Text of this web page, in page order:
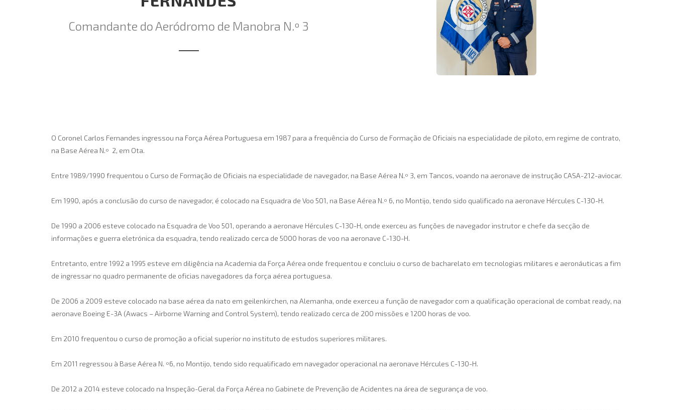
Comandante do Aeródromo de Manobra N.º 3
O Coronel Carlos Fernandes ingressou na Força Aérea Portuguesa em 1987 para a frequência do Curso de Formação de Oficiais na especialidade de piloto, em regime de contrato,
na Base Aérea N.º 2, em Ota.
Entre 1989/1990 frequentou o Curso de Formação de Oficiais na especialidade de navegador, na Base Aérea N.º 3, em Tancos, voando na aeronave de instrução CASA-212-aviocar.
Em 1990, após a conclusão do curso de navegador, é colocado na Esquadra de Voo 501, na Base Aérea N.º 6, no Montijo, tendo sido qualificado na aeronave Hércules C-130-H.
De 1990 a 2006 esteve colocado na Esquadra de Voo 501, operando a aeronave Hércules C-130-H, onde exerceu as funções de navegador instrutor e chefe da secção de
informações e guerra eletrónica da esquadra, tendo realizado cerca de 5000 horas de voo na aeronave C-130-H.
Entretanto, entre 1992 a 1995 esteve em diligência na Academia da Força Aérea onde frequentou e concluiu o curso de bacharelato em tecnologias militares e aeronáuticas a fim
de ingressar no quadro permanente de oficias navegadores da força aérea portuguesa.
De 2006 a 2009 esteve colocado na base aérea da nato em geilenkirchen, na Alemanha, onde exerceu a função de navegador com a qualificação operacional de combat ready, na
aeronave Boeing E-3A (Awacs – Airborne Warning and Control System), tendo realizado cerca de 200 missões e 1200 horas de voo.
Em 2010 frequentou o curso de promoção a oficial superior no instituto de estudos superiores militares.
Em 2011 regressou à Base Aérea N. º6, no Montijo, tendo sido requalificado em navegador operacional na aeronave Hércules C-130-H.
De 2012 a 2014 esteve colocado na Inspeção-Geral da Força Aérea no Gabinete de Prevenção de Acidentes na área de segurança de voo.